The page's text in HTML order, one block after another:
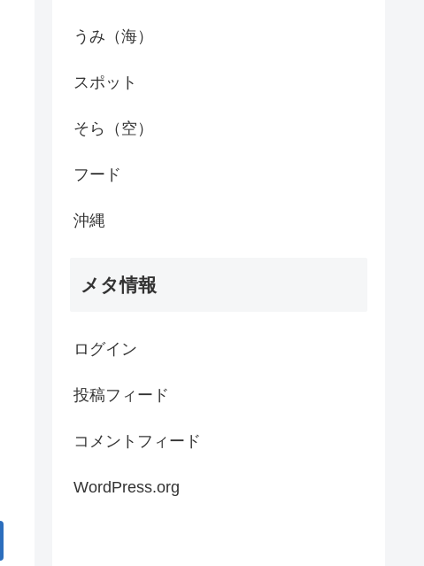
うみ（海）
スポット
そら（空）
フード
沖縄
メタ情報
ログイン
投稿フィード
コメントフィード
WordPress.org